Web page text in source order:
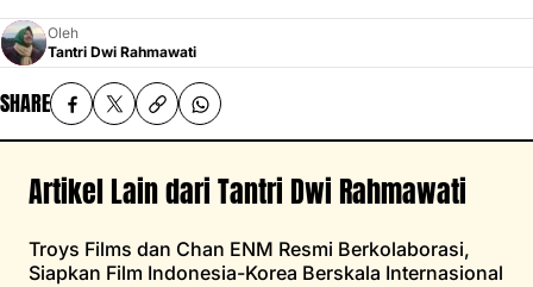
Oleh
Tantri Dwi Rahmawati
SHARE
Artikel Lain dari Tantri Dwi Rahmawati
Troys Films dan Chan ENM Resmi Berkolaborasi,
Siapkan Film Indonesia-Korea Berskala Internasional